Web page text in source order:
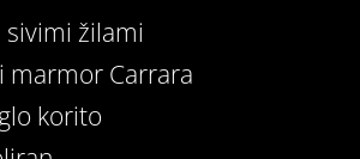
sivimi žilami
marmor Carrara
korito